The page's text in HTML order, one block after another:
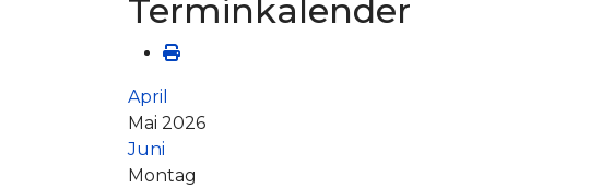
Terminkalender
April
Mai 2026
Juni
Montag